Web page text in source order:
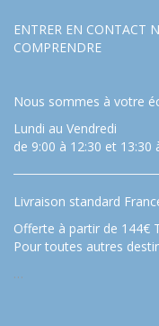
ENTRER EN CONTACT
COMPRENDRE
Nous sommes à votre
Lundi au Vendredi
de 9:00 à 12:30 et 13:30
Livraison standard
Offerte à partir de 144€
Pour toutes autres
…